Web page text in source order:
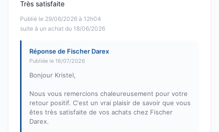
Publié le 29/06/2026 à 12h04
suite à un achat du 18/06/2026
Très satisfaite
Réponse de Fischer Darex
Publiée le 16/07/2026
Bonjour Kristel,
Nous vous remercions chaleureusement pour votre
retour positif. C'est un vrai plaisir de savoir que vous
êtes très satisfaite de vos achats chez Fischer
Darex.